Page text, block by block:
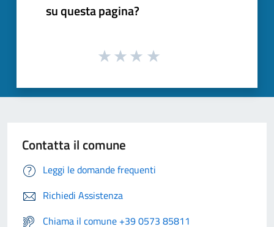
su questa pagina?
Contatta il comune
Leggi le domande frequenti
Richiedi Assistenza
Chiama il comune +39 0573 85811